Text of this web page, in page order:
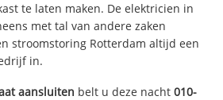
te laten maken. De elektricien in
met tal van andere zaken
stroomstoring Rotterdam altijd een
in.
aansluiten belt u deze nacht010-